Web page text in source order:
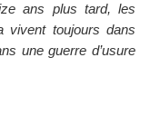
ans plus tard, les
vivent toujours dans
une guerre d’usure